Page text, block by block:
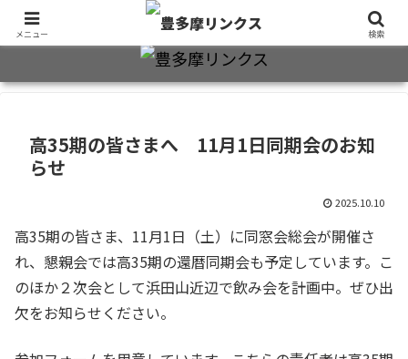
旧制十三中・都立豊多摩高卒業生2万7千人のための同窓会公式サイト
高35期の皆さまへ 11月1日同期会のお知
らせ
2025.10.10
高35期の皆さま、11月1日（土）に同窓会総会が開催さ
れ、懇親会では高35期の還暦同期会も予定しています。こ
のほか２次会として浜田山近辺で飲み会を計画中。ぜひ出
欠をお知らせください。
メニュー 検索